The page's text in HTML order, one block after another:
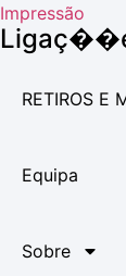
Impressão
RETIROS E
Equipa
Sobre